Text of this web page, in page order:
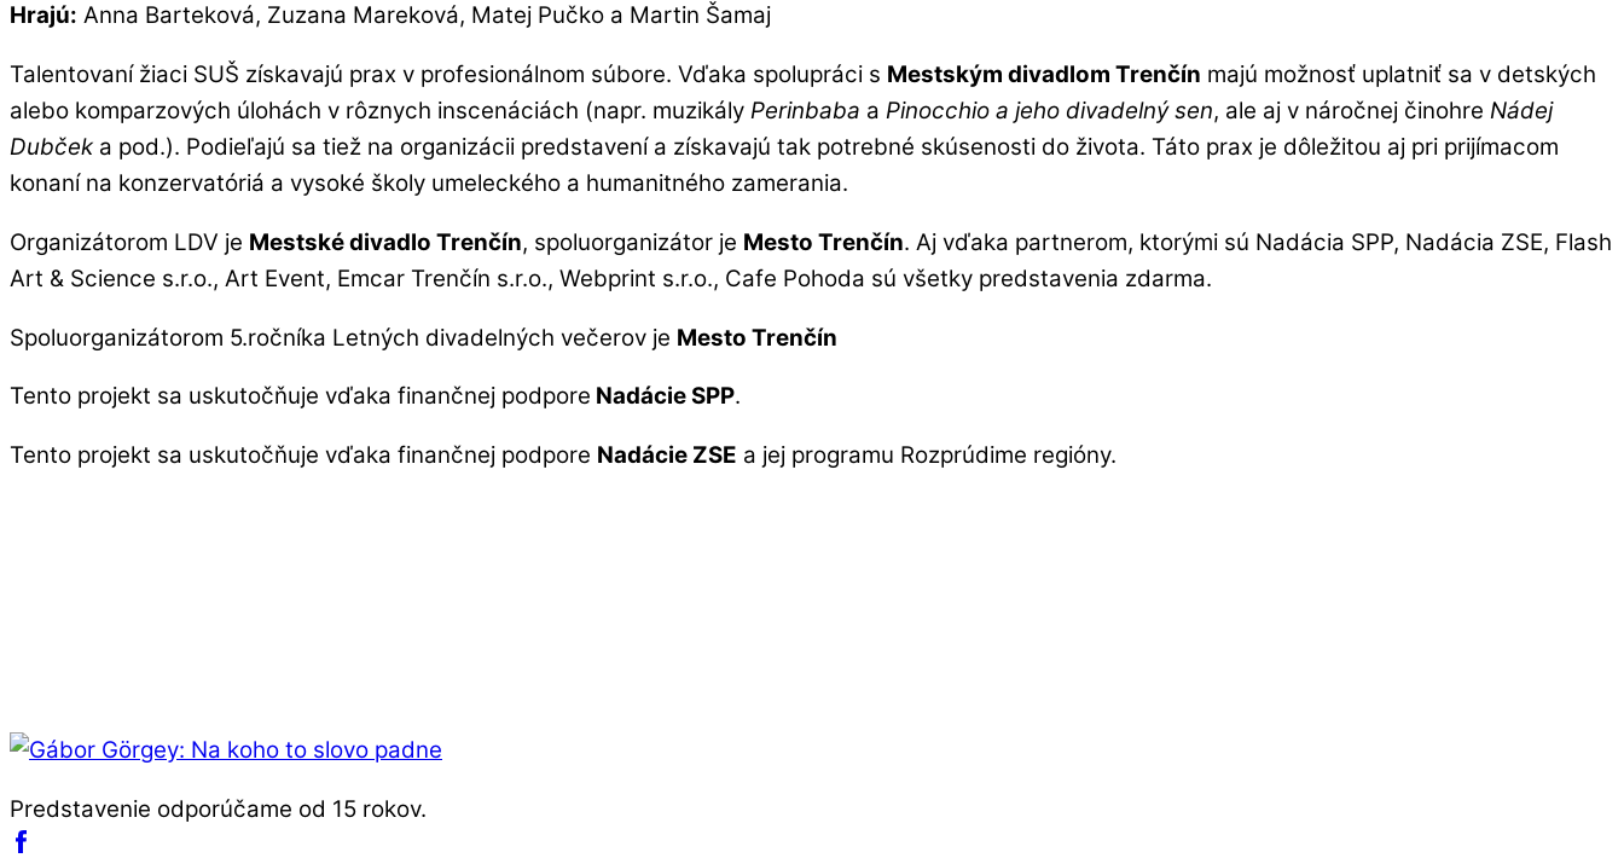
Hrajú: Anna Barteková, Zuzana Mareková, Matej Pučko a Martin Šamaj
Talentovaní žiaci SUŠ získavajú prax v profesionálnom súbore. Vďaka spolupráci s Mestským divadlom Trenčín majú možnosť uplatniť sa v detských
alebo komparzových úlohách v rôznych inscenáciách (napr. muzikály Perinbaba a Pinocchio a jeho divadelný sen, ale aj v náročnej činohre Nádej
Dubček a pod.). Podieľajú sa tiež na organizácii predstavení a získavajú tak potrebné skúsenosti do života. Táto prax je dôležitou aj pri prijímacom
konaní na konzervatóriá a vysoké školy umeleckého a humanitného zamerania.
Organizátorom LDV je Mestské divadlo Trenčín, spoluorganizátor je Mesto Trenčín. Aj vďaka partnerom, ktorými sú Nadácia SPP, Nadácia ZSE, Flash
Art & Science s.r.o., Art Event, Emcar Trenčín s.r.o., Webprint s.r.o., Cafe Pohoda sú všetky predstavenia zdarma.
Spoluorganizátorom 5.ročníka Letných divadelných večerov je Mesto Trenčín
Tento projekt sa uskutočňuje vďaka finančnej podpore Nadácie SPP.
Tento projekt sa uskutočňuje vďaka finančnej podpore Nadácie ZSE a jej programu Rozprúdime regióny.
Predstavenie odporúčame od 15 rokov.